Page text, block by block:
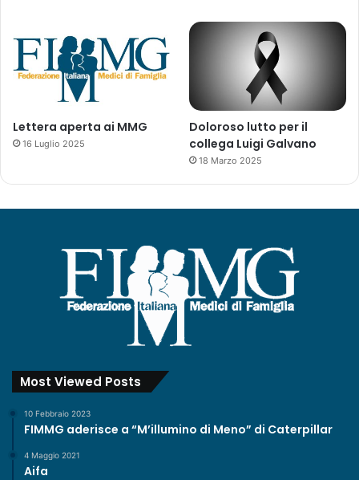
Lettera aperta ai MMG
16 Luglio 2025
Doloroso lutto per il
collega Luigi Galvano
18 Marzo 2025
Most Viewed Posts
10 Febbraio 2023
FIMMG aderisce a “M’illumino di Meno” di Caterpillar
4 Maggio 2021
Aifa